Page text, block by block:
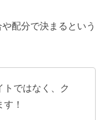
配分で決まるという
ではなく、ク
！